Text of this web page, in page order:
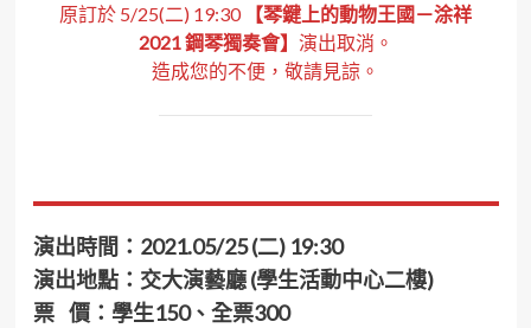
原訂於 5/25(二) 19:30
【琴鍵上的動物王國－涂祥
2021 鋼琴獨奏會】 演出取消。
造成您的不便，敬請見諒。
演出時間：2021.05/25 (二) 19:30
演出地點：交大演藝廳 (學生活動中心二樓)
票 價：學生150、全票300